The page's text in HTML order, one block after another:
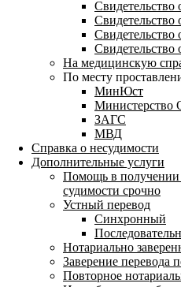
Свидетельство
Свидетельство
Свидетельство
Свидетельство
На медицинскую
По месту
МинЮст
Министерство
ЗАГС
МВД
Справка о несудимости
Дополнительные услуги
Помощь в получении
судимости срочно
Устный перевод
Синхронный
Нотариально
Заверение перевода
Повторное